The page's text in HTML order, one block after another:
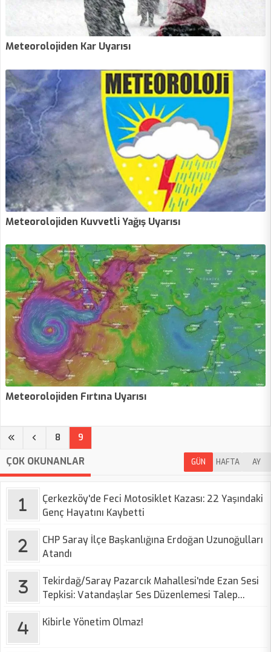
Meteorolojiden Kar Uyarısı
Meteorolojiden Kuvvetli Yağış Uyarısı
Meteorolojiden Fırtına Uyarısı
8 9(current)
ÇOK OKUNANLAR GÜN HAFTA AY
Çerkezköy'de Feci Motosiklet Kazası: 22 Yaşındaki
Genç Hayatını Kaybetti
CHP Saray İlçe Başkanlığına Erdoğan Uzunoğulları
Atandı
Tekirdağ/Saray Pazarcık Mahallesi'nde Ezan Sesi
Tepkisi: Vatandaşlar Ses Düzenlemesi Talep
Kibirle Yönetim Olmaz!